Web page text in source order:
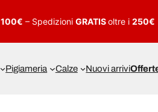
100€ – Spedizioni GRATISoltre i 250€
Pigiameria Calze Nuovi arrivi